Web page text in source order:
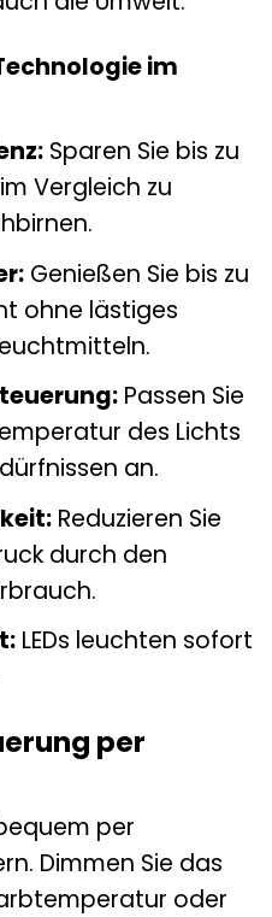
im
Sparen Sie bis zu
Vergleich zu
Genießen Sie bis zu
ohne lästiges
Passen Sie
des Lichts
an.
Reduzieren Sie
durch den
LEDs leuchten sofort
per
per
Dimmen Sie das
oder